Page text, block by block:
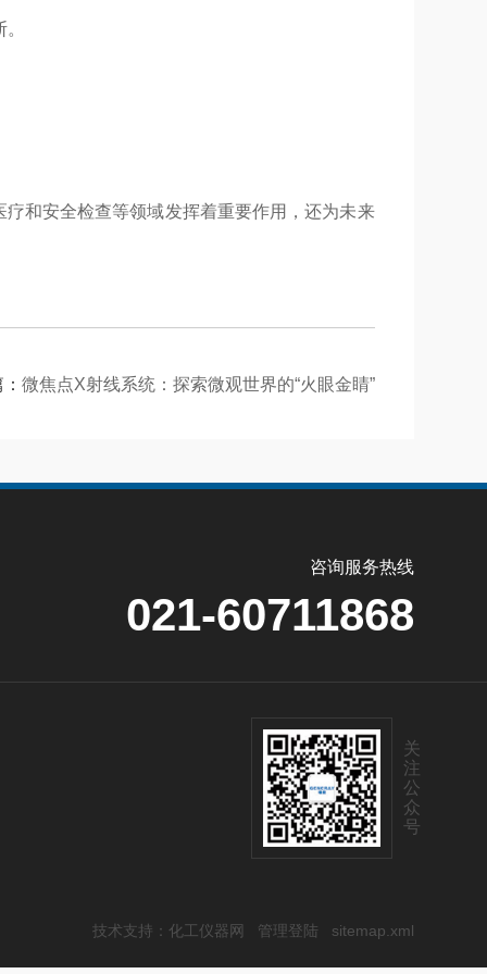
和安全检查等领域发挥着重要作用，还为未来
微焦点X射线系统：探索微观世界的“火眼金睛”
咨询服务热线
021-60711868
关
注
公
众
号
技术支持： 化工仪器网 管理登陆 sitemap.xml